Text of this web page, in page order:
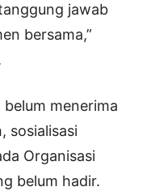
jawab
bersama,”
menerima
sosialisasi
Organisasi
belum hadir.